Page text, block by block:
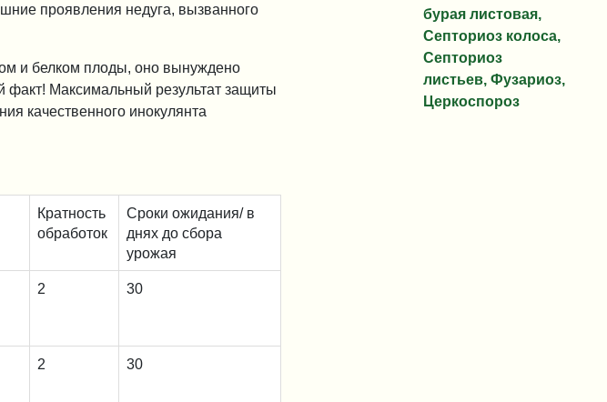
бурая листовая,
Септориоз колоса,
Септориоз
листьев, Фузариоз,
Церкоспороз
проявления недуга, вызванного
и белком плоды, оно вынуждено
факт! Максимальный результат защиты
качественного инокулянта
Кратность
обработок
Сроки ожидания/ в
днях до сбора
урожая
2 30
2 30